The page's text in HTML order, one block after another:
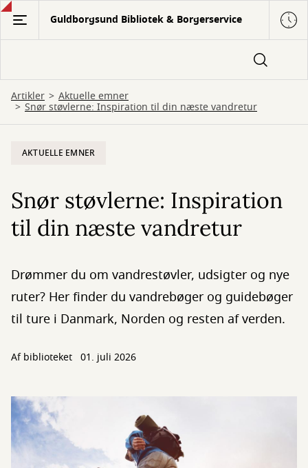
Gå
hovedindhold
Guldborgsund Bibliotek & Borgerservice
Artikler Aktuelle emner
Snør støvlerne: Inspiration til din næste vandretur
AKTUELLE EMNER
Snør støvlerne: Inspiration
til din næste vandretur
Drømmer du om vandrestøvler, udsigter og nye
ruter? Her finder du vandrebøger og guidebøger
til ture i Danmark, Norden og resten af verden.
Af biblioteket 01. juli 2026